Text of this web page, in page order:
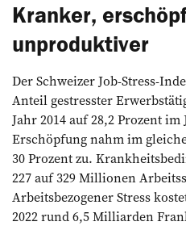
Kranker,
unproduktiver
Der Schweizer Job-Stress-
Anteil gestresster
Jahr 2014 auf 28,2 Prozent
Erschöpfung nahm im
30 Prozent zu.
227 auf 329 Millionen
Arbeitsbezogener Stress
2022 rund 6,5 Milliarden